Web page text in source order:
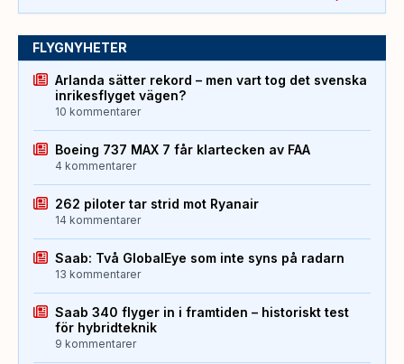
FLYGNYHETER
Arlanda sätter rekord – men vart tog det svenska
inrikesflyget vägen?
10 kommentarer
Boeing 737 MAX 7 får klartecken av FAA
4 kommentarer
262 piloter tar strid mot Ryanair
14 kommentarer
Saab: Två GlobalEye som inte syns på radarn
13 kommentarer
Saab 340 flyger in i framtiden – historiskt test
för hybridteknik
9 kommentarer